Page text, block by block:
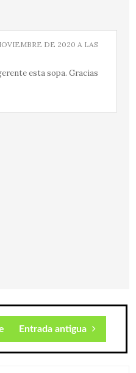
DE 2020 A LAS
esta sopa. Gracias
Entrada antigua